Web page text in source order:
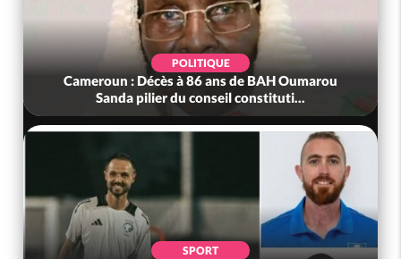
POLITIQUE
Cameroun : Décès à 86 ans de BAH Oumarou
Sanda pilier du conseil constituti...
SPORT